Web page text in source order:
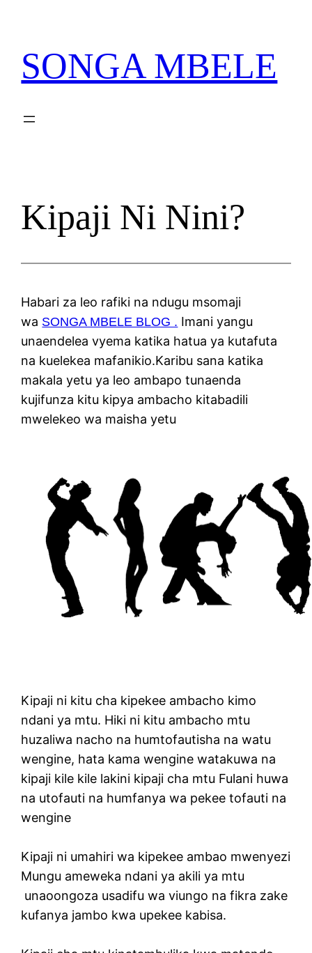
content
SONGA MBELE
Kipaji Ni Nini?
Habari za leo rafiki na ndugu msomaji
wa SONGA MBELE BLOG . Imani yangu
unaendelea vyema katika hatua ya kutafuta
na kuelekea mafanikio.Karibu sana katika
makala yetu ya leo ambapo tunaenda
kujifunza kitu kipya ambacho kitabadili
mwelekeo wa maisha yetu
Kipaji ni kitu cha kipekee ambacho kimo
ndani ya mtu. Hiki ni kitu ambacho mtu
huzaliwa nacho na humtofautisha na watu
wengine, hata kama wengine watakuwa na
kipaji kile kile lakini kipaji cha mtu Fulani huwa
na utofauti na humfanya wa pekee tofauti na
wengine
Kipaji ni umahiri wa kipekee ambao mwenyezi
Mungu ameweka ndani ya akili ya mtu
unaoongoza usadifu wa viungo na fikra zake
kufanya jambo kwa upekee kabisa.